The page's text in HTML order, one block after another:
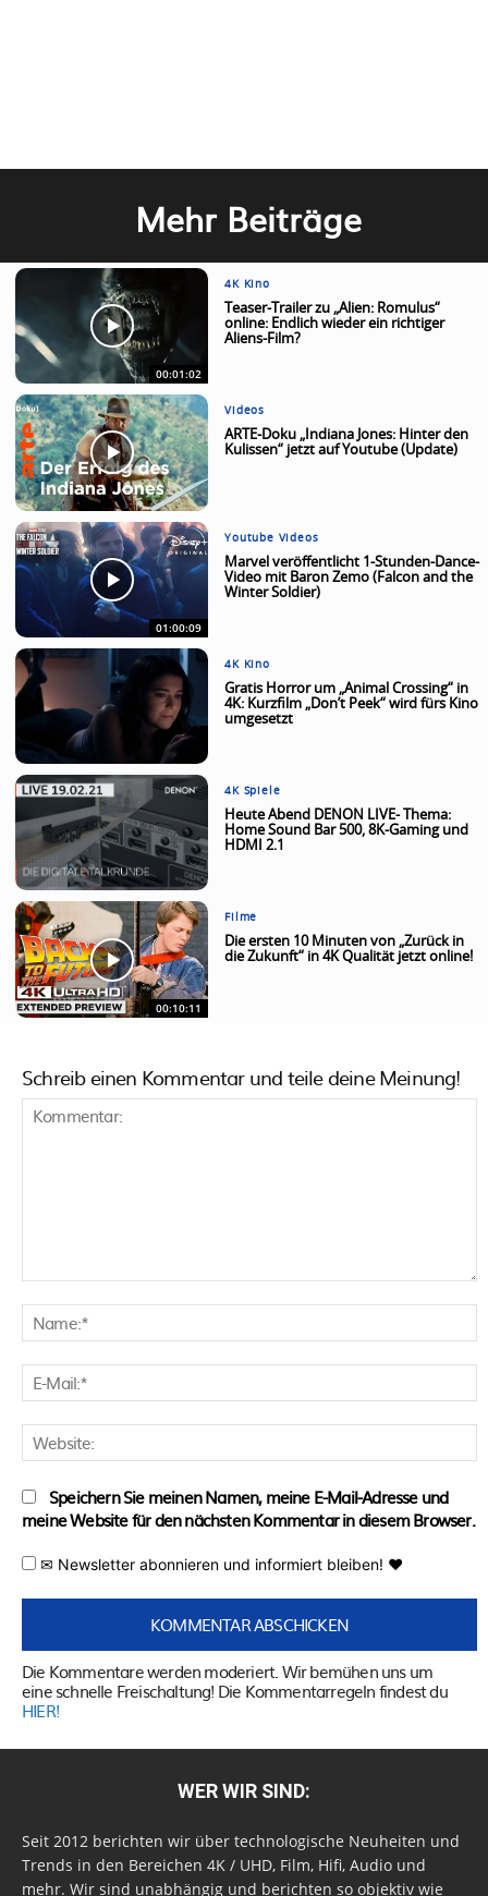
Mehr Beiträge
00:01:02
4K Kino
Teaser-Trailer zu „Alien: Romulus“
online: Endlich wieder ein richtiger
Aliens-Film?
Videos
ARTE-Doku „Indiana Jones: Hinter den
Kulissen“ jetzt auf Youtube (Update)
01:00:09
Youtube Videos
Marvel veröffentlicht 1-Stunden-Dance-
Video mit Baron Zemo (Falcon and the
Winter Soldier)
4K Kino
Gratis Horror um „Animal Crossing“ in
4K: Kurzfilm „Don’t Peek“ wird fürs Kino
umgesetzt
4K Spiele
Heute Abend DENON LIVE- Thema:
Home Sound Bar 500, 8K-Gaming und
HDMI 2.1
00:10:11
Filme
Die ersten 10 Minuten von „Zurück in
die Zukunft“ in 4K Qualität jetzt online!
Schreib einen Kommentar und teile deine Meinung!
Speichern Sie meinen Namen, meine E-Mail-Adresse und
meine Website für den nächsten Kommentar in diesem Browser.
✉ Newsletter abonnieren und informiert bleiben! ♥
Die Kommentare werden moderiert. Wir bemühen uns um
eine schnelle Freischaltung! Die Kommentarregeln findest du
HIER!
WER WIR SIND:
Seit 2012 berichten wir über technologische Neuheiten und
Trends in den Bereichen 4K / UHD, Film, Hifi, Audio und
mehr. Wir sind unabhängig und berichten so objektiv wie